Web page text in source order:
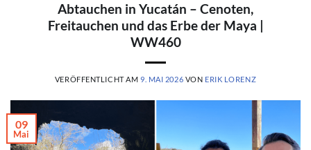
Abtauchen in Yucatán – Cenoten,
Freitauchen und das Erbe der Maya |
WW460
VERÖFFENTLICHT AM 9. MAI 2026 VON ERIK LORENZ
09
Mai